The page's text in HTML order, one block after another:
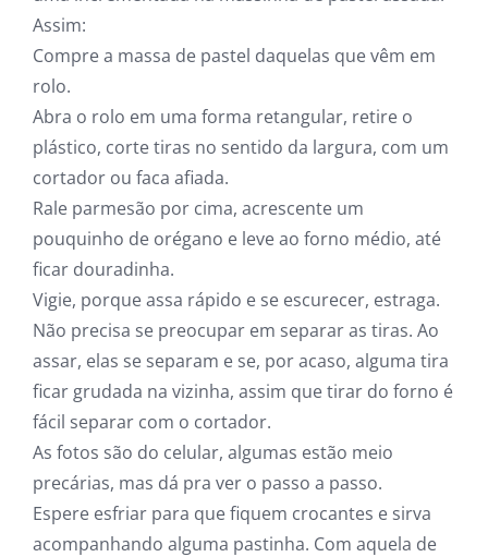
Assim:
Compre a massa de pastel daquelas que vêm em
rolo.
Abra o rolo em uma forma retangular, retire o
plástico, corte tiras no sentido da largura, com um
cortador ou faca afiada.
Rale parmesão por cima, acrescente um
pouquinho de orégano e leve ao forno médio, até
ficar douradinha.
Vigie, porque assa rápido e se escurecer, estraga.
Não precisa se preocupar em separar as tiras. Ao
assar, elas se separam e se, por acaso, alguma tira
ficar grudada na vizinha, assim que tirar do forno é
fácil separar com o cortador.
As fotos são do celular, algumas estão meio
precárias, mas dá pra ver o passo a passo.
Espere esfriar para que fiquem crocantes e sirva
acompanhando alguma pastinha. Com aquela de